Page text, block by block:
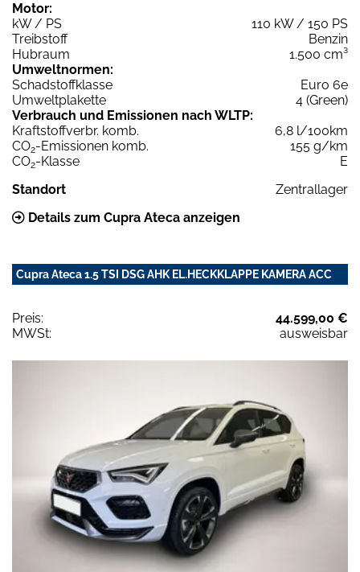
Motor:
kW / PS
110 kW / 150 PS
Treibstoff
Benzin
Hubraum
1.500 cm³
Umweltnormen:
Schadstoffklasse
Euro 6e
Umweltplakette
4 (Green)
Verbrauch und Emissionen nach WLTP:
Kraftstoffverbr. komb.
6,8 l/100km
CO2-Emissionen komb.
155 g/km
CO2-Klasse
E
Standort
Zentrallager
Details zum Cupra Ateca anzeigen
Cupra Ateca 1.5 TSI DSG AHK EL.HECKKLAPPE KAMERA ACC
Preis:
44.599,00 €
MWSt:
ausweisbar